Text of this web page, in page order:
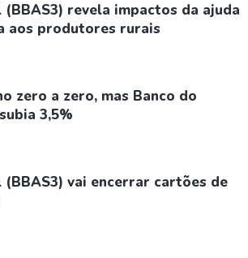
revela impactos da ajuda
aos produtores rurais
zero a zero, mas Banco do
3,5%
(BBAS3) vai encerrar cartões de